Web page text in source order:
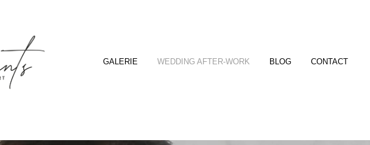
GALERIE WEDDING AFTER-WORK BLOG CONTACT